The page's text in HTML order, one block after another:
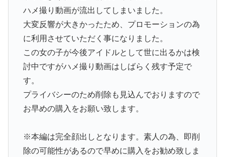
ハメ撮り動画が流出してしまいました。
大変反響が大きかったため、プロモーションの為
に利用させていただく事になりました。
この女の子が今後アイドルとして世に出るかは検
討中ですがハメ撮り動画はしばらく残す予定で
す。
プライバシーのため削除も見込んでおりますので
お早めの購入をお願い致します。
※本編は完全顔出しとなります。素人の為、即削
除の可能性があるので早めに購入をお勧め致しま